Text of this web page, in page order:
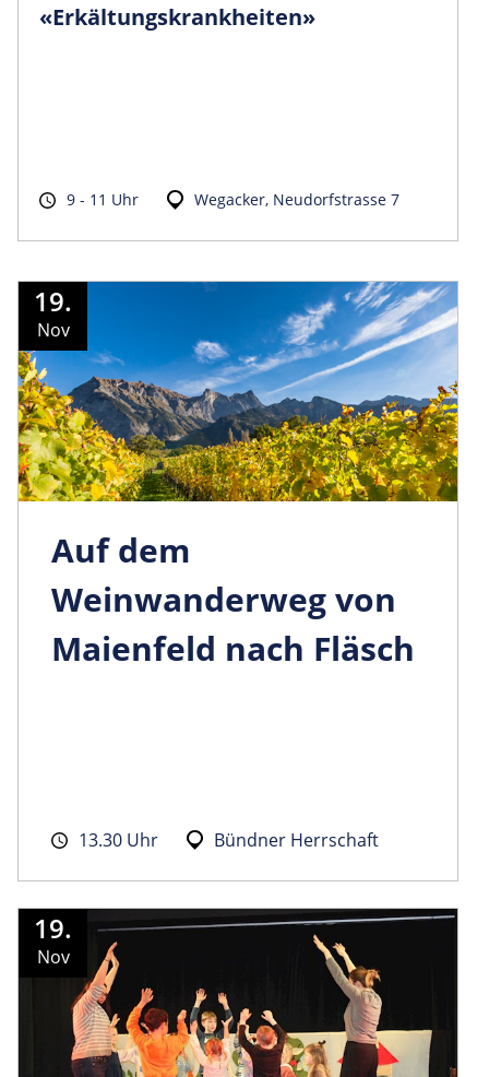
«Erkältungs­krankheiten»
9 - 11 Uhr Wegacker, Neudorfstrasse 7
19.
Nov
Auf dem
Weinwanderweg von
Maienfeld nach Fläsch
13.30 Uhr Bündner Herrschaft
19.
Nov